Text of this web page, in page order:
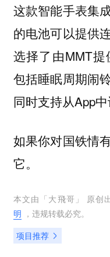
这款智能手表集
的电池可以提供
选择了由MMT
包括睡眠周期闹
同时支持从App
如果你对国铁情
它。
本文由「 大飛哥 」 原创
明 ，违规转载必究。
项目推荐